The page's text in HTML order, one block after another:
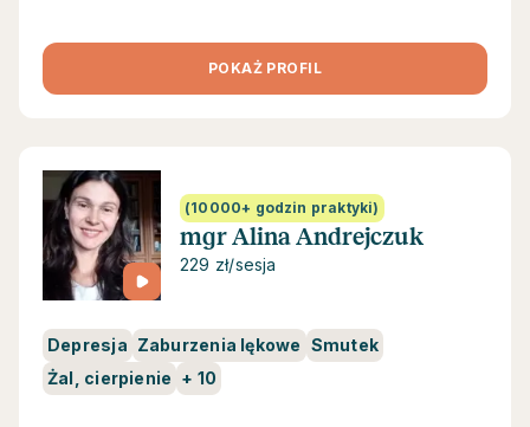
POKAŻ PROFIL
(10000+ godzin praktyki)
mgr Alina Andrejczuk
229 zł/sesja
Depresja Zaburzenia lękowe Smutek
Żal, cierpienie + 10